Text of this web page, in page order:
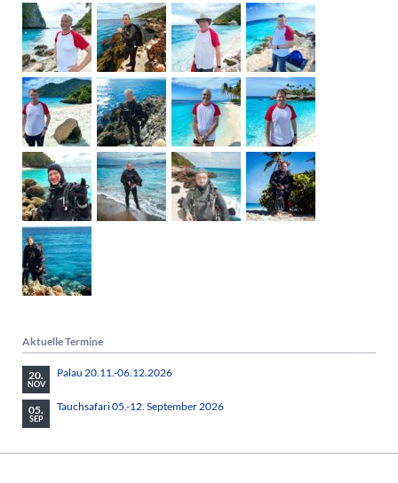
Aktuelle Termine
20.
NOV
Palau 20.11.-06.12.2026
05.
SEP
Tauchsafari 05.-12. September 2026